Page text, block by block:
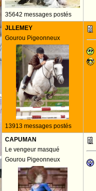
35642 messages postés
JLLEMEY
Gourou Pigeonneux
13913 messages postés
CAPUMAN
Le vengeur masqué
Gourou Pigeonneux